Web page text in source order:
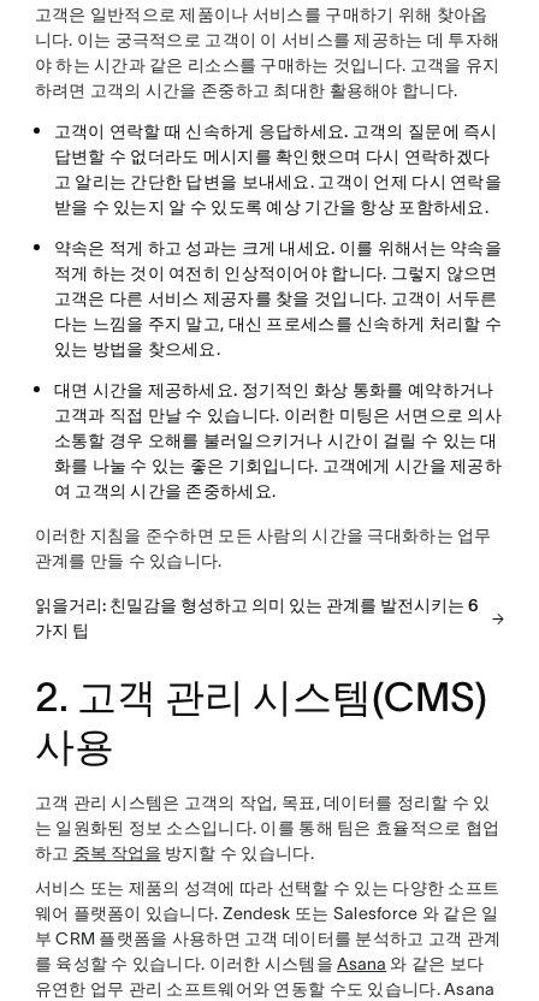
고객은 일반적으로 제품이나 서비스를 구매하기 위해 찾아옵
니다. 이는 궁극적으로 고객이 이 서비스를 제공하는 데 투자해
야 하는 시간과 같은 리소스를 구매하는 것입니다. 고객을 유지
하려면 고객의 시간을 존중하고 최대한 활용해야 합니다.
고객이 연락할 때 신속하게 응답하세요. 고객의 질문에 즉시
답변할 수 없더라도 메시지를 확인했으며 다시 연락하겠다
고 알리는 간단한 답변을 보내세요. 고객이 언제 다시 연락을
받을 수 있는지 알 수 있도록 예상 기간을 항상 포함하세요.
약속은 적게 하고 성과는 크게 내세요. 이를 위해서는 약속을
적게 하는 것이 여전히 인상적이어야 합니다. 그렇지 않으면
고객은 다른 서비스 제공자를 찾을 것입니다. 고객이 서두른
다는 느낌을 주지 말고, 대신 프로세스를 신속하게 처리할 수
있는 방법을 찾으세요.
대면 시간을 제공하세요. 정기적인 화상 통화를 예약하거나
고객과 직접 만날 수 있습니다. 이러한 미팅은 서면으로 의사
소통할 경우 오해를 불러일으키거나 시간이 걸릴 수 있는 대
화를 나눌 수 있는 좋은 기회입니다. 고객에게 시간을 제공하
여 고객의 시간을 존중하세요.
이러한 지침을 준수하면 모든 사람의 시간을 극대화하는 업무
관계를 만들 수 있습니다.
읽을거리: 친밀감을 형성하고 의미 있는 관계를 발전시키는 6
가지 팁
2. 고객 관리 시스템(CMS)
사용
고객 관리 시스템은 고객의 작업, 목표, 데이터를 정리할 수 있
는 일원화된 정보 소스입니다. 이를 통해 팀은 효율적으로 협업
하고 중복 작업을 방지할 수 있습니다.
서비스 또는 제품의 성격에 따라 선택할 수 있는 다양한 소프트
웨어 플랫폼이 있습니다. Zendesk 또는 Salesforce 와 같은 일
부 CRM 플랫폼을 사용하면 고객 데이터를 분석하고 고객 관계
를 육성할 수 있습니다. 이러한 시스템을Asana 와 같은 보다
유연한 업무 관리 소프트웨어와 연동할 수도 있습니다. Asana